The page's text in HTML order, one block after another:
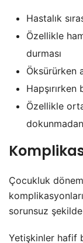
Hastalık
Özellikle
durması
Öksürürken
Hapşırırken
Özellikle
Çocukluk
sorunsuz
Yetişkinler hafif